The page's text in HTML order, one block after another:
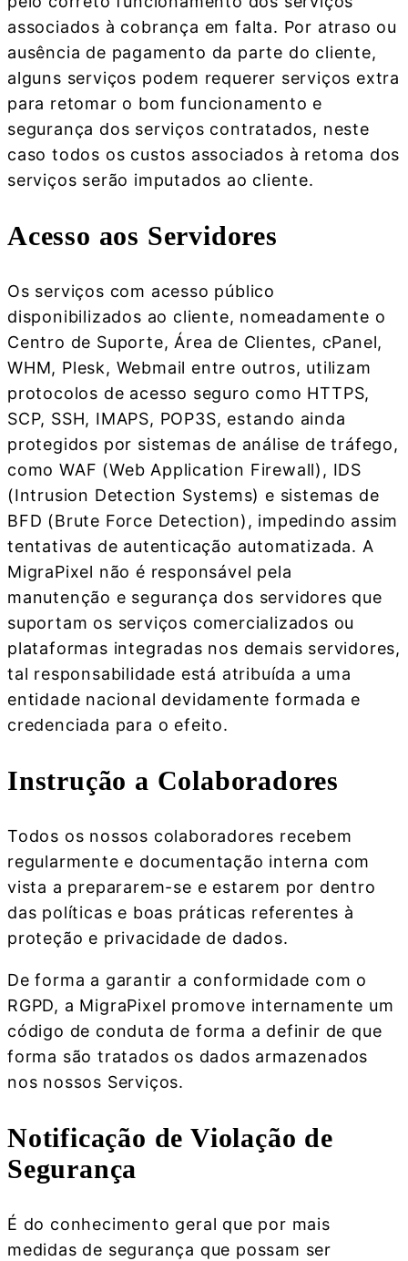
associados à cobrança em falta. Por atraso ou
ausência de pagamento da parte do cliente,
alguns serviços podem requerer serviços extra
para retomar o bom funcionamento e
segurança dos serviços contratados, neste
caso todos os custos associados à retoma dos
serviços serão imputados ao cliente.
Acesso aos Servidores
Os serviços com acesso público
disponibilizados ao cliente, nomeadamente o
Centro de Suporte, Área de Clientes, cPanel,
WHM, Plesk, Webmail entre outros, utilizam
protocolos de acesso seguro como HTTPS,
SCP, SSH, IMAPS, POP3S, estando ainda
protegidos por sistemas de análise de tráfego,
como WAF (Web Application Firewall), IDS
(Intrusion Detection Systems) e sistemas de
BFD (Brute Force Detection), impedindo assim
tentativas de autenticação automatizada. A
MigraPixel não é responsável pela
manutenção e segurança dos servidores que
suportam os serviços comercializados ou
plataformas integradas nos demais servidores,
tal responsabilidade está atribuída a uma
entidade nacional devidamente formada e
credenciada para o efeito.
Instrução a Colaboradores
Todos os nossos colaboradores recebem
regularmente e documentação interna com
vista a prepararem-se e estarem por dentro
das políticas e boas práticas referentes à
proteção e privacidade de dados.
De forma a garantir a conformidade com o
RGPD, a MigraPixel promove internamente um
código de conduta de forma a definir de que
forma são tratados os dados armazenados
nos nossos Serviços.
Notificação de Violação de
Segurança
É do conhecimento geral que por mais
medidas de segurança que possam ser